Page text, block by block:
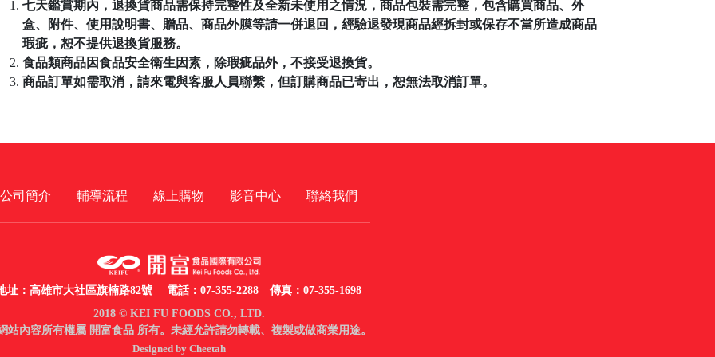
七天鑑賞期內，退換貨商品需保持完整性及全新未使用之情況，商品包裝需完整，包含購買商品、外
盒、附件、使用說明書、贈品、商品外膜等請一併退回，經驗退發現商品經拆封或保存不當所造成商品
瑕疵，恕不提供退換貨服務。
食品類商品因食品安全衛生因素，除瑕疵品外，不接受退換貨。
商品訂單如需取消，請來電與客服人員聯繫，但訂購商品已寄出，恕無法取消訂單。
公司簡介 輔導流程 線上購物 影音中心 聯絡我們
址：高雄市大社區旗楠路82號 電話：07-355-2288 傳真：07-355-1698
2018 © KEI FU FOODS CO., LTD.
站內容所有權屬 開富食品 所有。未經允許請勿轉載、複製或做商業用途。
Designed by Cheetah